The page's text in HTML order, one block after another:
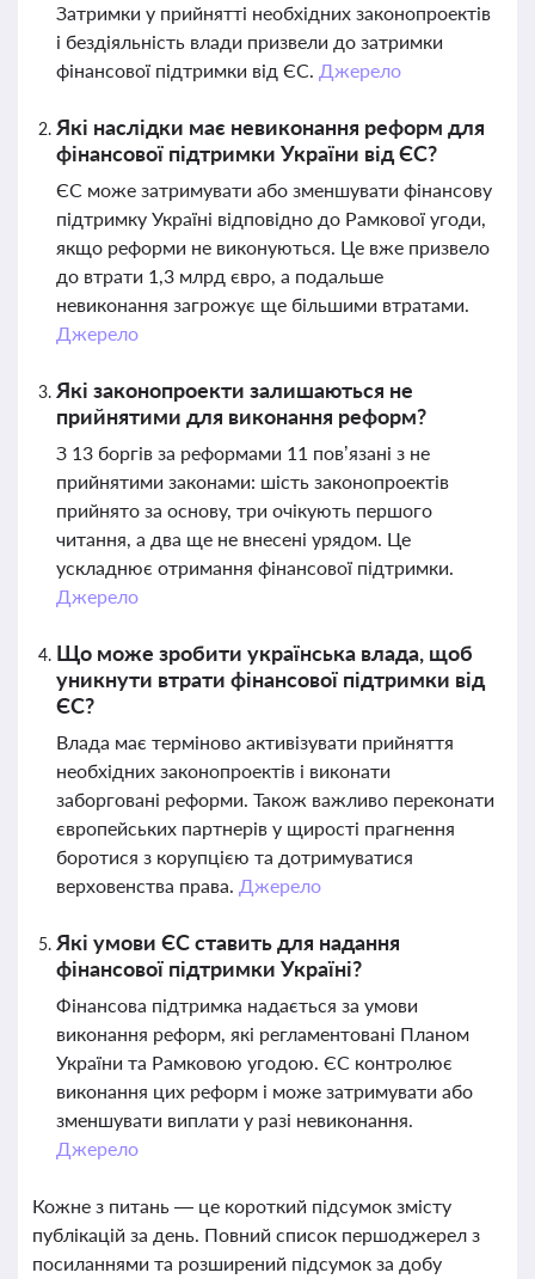
Затримки у прийнятті необхідних законопроектів
і бездіяльність влади призвели до затримки
фінансової підтримки від ЄС. Джерело
Які наслідки має невиконання реформ для
фінансової підтримки України від ЄС?
ЄС може затримувати або зменшувати фінансову
підтримку Україні відповідно до Рамкової угоди,
якщо реформи не виконуються. Це вже призвело
до втрати 1,3 млрд євро, а подальше
невиконання загрожує ще більшими втратами.
Джерело
Які законопроекти залишаються не
прийнятими для виконання реформ?
З 13 боргів за реформами 11 пов’язані з не
прийнятими законами: шість законопроектів
прийнято за основу, три очікують першого
читання, а два ще не внесені урядом. Це
ускладнює отримання фінансової підтримки.
Джерело
Що може зробити українська влада, щоб
уникнути втрати фінансової підтримки від
ЄС?
Влада має терміново активізувати прийняття
необхідних законопроектів і виконати
заборговані реформи. Також важливо переконати
європейських партнерів у щирості прагнення
боротися з корупцією та дотримуватися
верховенства права. Джерело
Які умови ЄС ставить для надання
фінансової підтримки Україні?
Фінансова підтримка надається за умови
виконання реформ, які регламентовані Планом
України та Рамковою угодою. ЄС контролює
виконання цих реформ і може затримувати або
зменшувати виплати у разі невиконання.
Джерело
Кожне з питань — це короткий підсумок змісту
публікацій за день. Повний список першоджерел з
посиланнями та розширений підсумок за добу